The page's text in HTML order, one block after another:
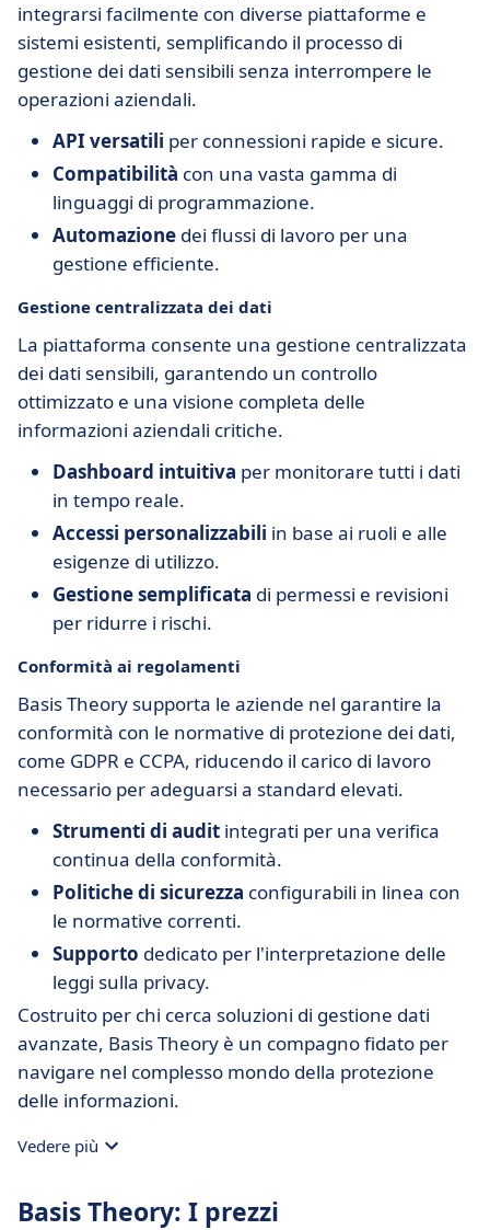
integrarsi facilmente con diverse piattaforme e
sistemi esistenti, semplificando il processo di
gestione dei dati sensibili senza interrompere le
operazioni aziendali.
API versatili per connessioni rapide e sicure.
Compatibilità con una vasta gamma di
linguaggi di programmazione.
Automazione dei flussi di lavoro per una
gestione efficiente.
Gestione centralizzata dei dati
La piattaforma consente una gestione centralizzata
dei dati sensibili, garantendo un controllo
ottimizzato e una visione completa delle
informazioni aziendali critiche.
Dashboard intuitiva per monitorare tutti i dati
in tempo reale.
Accessi personalizzabili in base ai ruoli e alle
esigenze di utilizzo.
Gestione semplificata di permessi e revisioni
per ridurre i rischi.
Conformità ai regolamenti
Basis Theory supporta le aziende nel garantire la
conformità con le normative di protezione dei dati,
come GDPR e CCPA, riducendo il carico di lavoro
necessario per adeguarsi a standard elevati.
Strumenti di audit integrati per una verifica
continua della conformità.
Politiche di sicurezza configurabili in linea con
le normative correnti.
Supporto dedicato per l'interpretazione delle
leggi sulla privacy.
Costruito per chi cerca soluzioni di gestione dati
avanzate, Basis Theory è un compagno fidato per
navigare nel complesso mondo della protezione
delle informazioni.
Vedere più
Basis Theory: I prezzi